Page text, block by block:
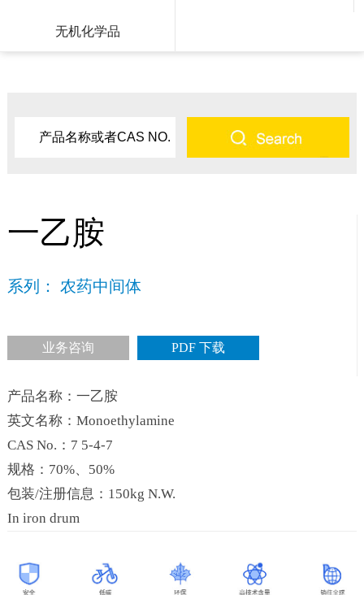
无机化学品
一乙胺
系列： 农药中间体
业务咨询 PDF 下载
产品名称：一乙胺
英文名称：Monoethylamine
CAS No.：7 5-4-7
规格：70%、50%
包装/注册信息：150kg N.W.
In iron drum